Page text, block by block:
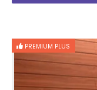
PREMIUM PLUS